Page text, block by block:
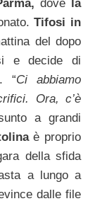
dove
la
Tifosi in
del dopo
e decide di
“Ci abbiamo
Ora, c’è
a grandi
è proprio
della sfida
a lungo a
dalle file